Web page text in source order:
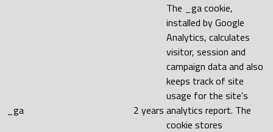
_ga 2 years
The _ga cookie,
installed by Google
Analytics, calculates
visitor, session and
campaign data and also
keeps track of site
usage for the site's
analytics report. The
cookie stores